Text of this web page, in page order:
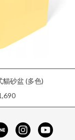
頂出式貓砂盆 (多色)